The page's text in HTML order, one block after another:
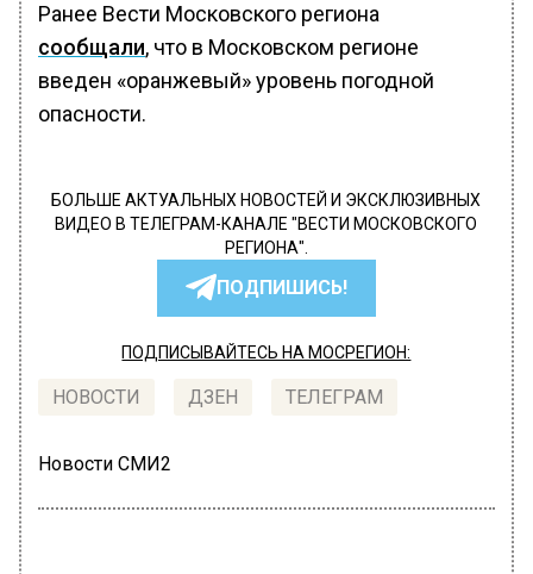
Ранее Вести Московского региона
сообщали, что в Московском регионе
введен «оранжевый» уровень погодной
опасности.
БОЛЬШЕ АКТУАЛЬНЫХ НОВОСТЕЙ И ЭКСКЛЮЗИВНЫХ
ВИДЕО В ТЕЛЕГРАМ-КАНАЛЕ "ВЕСТИ МОСКОВСКОГО
РЕГИОНА".
ПОДПИШИСЬ!
ПОДПИСЫВАЙТЕСЬ НА МОСРЕГИОН:
НОВОСТИ ДЗЕН ТЕЛЕГРАМ
Новости СМИ2